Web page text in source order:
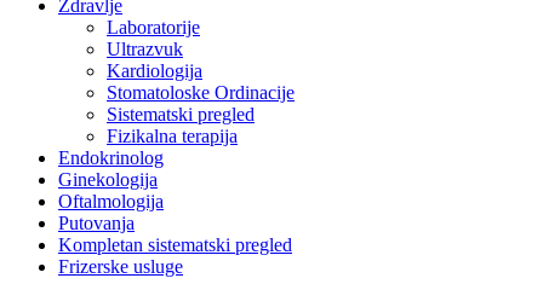
Zdravlje
Laboratorije
Ultrazvuk
Kardiologija
Stomatoloske Ordinacije
Sistematski pregled
Fizikalna terapija
Endokrinolog
Ginekologija
Oftalmologija
Putovanja
Kompletan sistematski pregled
Frizerske usluge